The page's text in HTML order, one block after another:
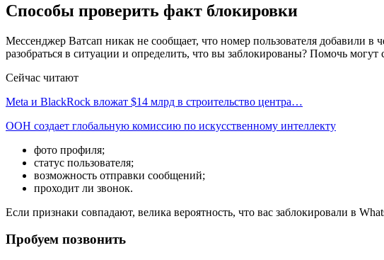
Способы проверить факт блокировки
Мессенджер Ватсап никак не сообщает, что номер пользователя добавили в
разобраться в ситуации и определить, что вы заблокированы? Помочь
Сейчас читают
Meta и BlackRock вложат $14 млрд в строительство центра…
ООН создает глобальную комиссию по искусственному интеллекту
фото профиля;
статус пользователя;
возможность отправки сообщений;
проходит ли звонок.
Если признаки совпадают, велика вероятность, что вас заблокировали в
Пробуем позвонить